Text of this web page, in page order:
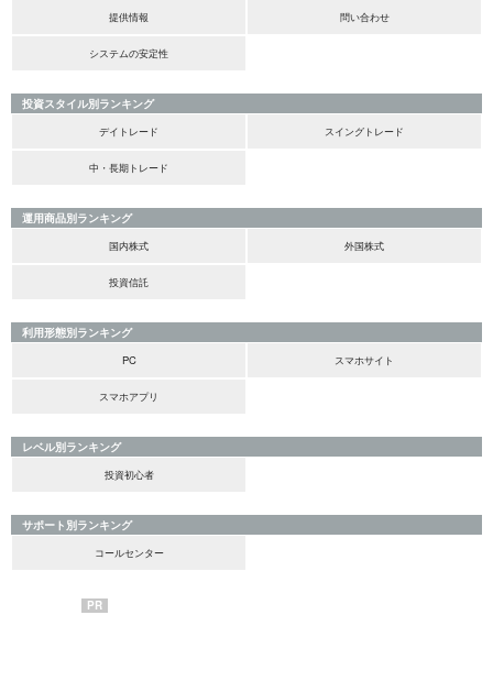
提供情報 問い合わせ
システムの安定性
投資スタイル別ランキング
デイトレード
スイングトレード
中・長期トレード
運用商品別ランキング
国内株式
外国株式
投資信託
利用形態別ランキング
PC
スマホサイト
スマホアプリ
レベル別ランキング
投資初心者
サポート別ランキング
コールセンター
PR